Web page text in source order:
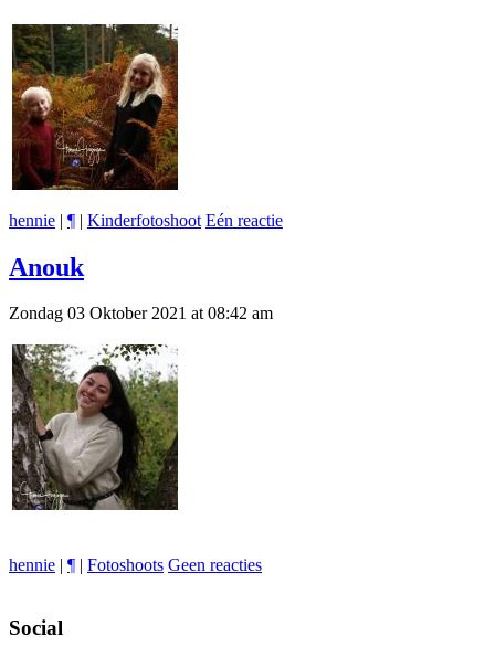
hennie | ¶ | Kinderfotoshoot Eén reactie
Anouk
Zondag 03 Oktober 2021 at 08:42 am
hennie ¶ Fotoshoots Geen reacties
Social